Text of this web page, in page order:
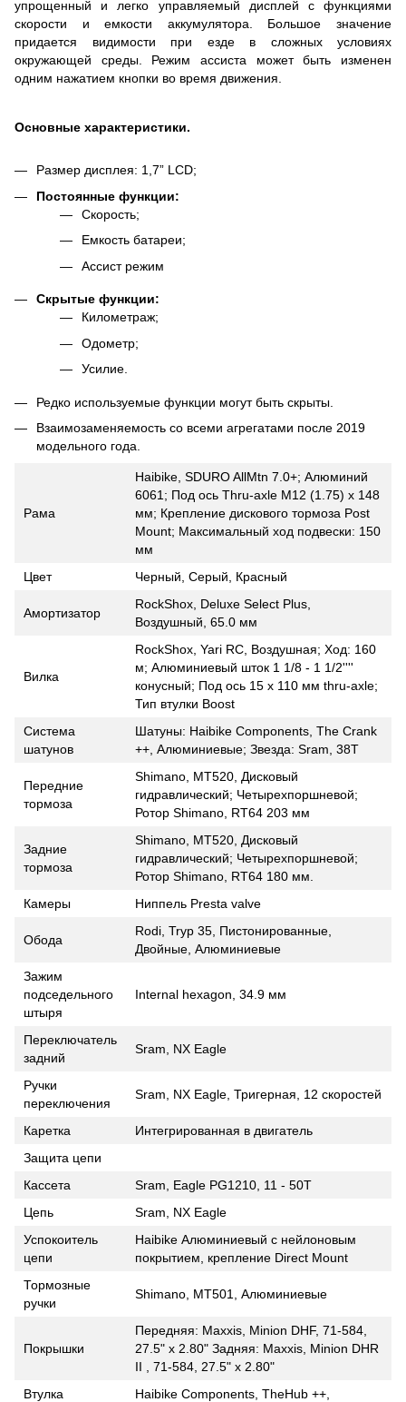
упрощенный и легко управляемый дисплей с функциями
скорости и емкости аккумулятора. Большое значение
придается видимости при езде в сложных условиях
окружающей среды. Режим ассиста может быть изменен
одним нажатием кнопки во время движения.
Основные характеристики.
Размер дисплея: 1,7” LCD;
Постоянные функции:
Скорость;
Емкость батареи;
Ассист режим
Скрытые функции:
Километраж;
Одометр;
Усилие.
Редко используемые функции могут быть скрыты.
Взаимозаменяемость со всеми агрегатами после 2019
модельного года.
Рама
Haibike, SDURO AllMtn 7.0+; Алюминий
6061; Под ось Thru-axle M12 (1.75) x 148
мм; Крепление дискового тормоза Post
Mount; Максимальный ход подвески: 150
мм
Цвет
Черный, Серый, Красный
Амортизатор
RockShox, Deluxe Select Plus,
Воздушный, 65.0 мм
Вилка
RockShox, Yari RC, Воздушная; Ход: 160
м; Алюминиевый шток 1 1/8 - 1 1/2''''
конусный; Под ось 15 x 110 мм thru-axle;
Тип втулки Boost
Система
шатунов
Шатуны: Haibike Components, The Crank
++, Алюминиевые; Звезда: Sram, 38Т
Передние
тормоза
Shimano, MT520, Дисковый
гидравлический; Четырехпоршневой;
Ротор Shimano, RT64 203 мм
Задние
тормоза
Shimano, MT520, Дисковый
гидравлический; Четырехпоршневой;
Ротор Shimano, RT64 180 мм.
Камеры
Ниппель Presta valve
Обода
Rodi, Tryp 35, Пистонированные,
Двойные, Алюминиевые
Зажим
подседельного
штыря
Internal hexagon, 34.9 мм
Переключатель
задний
Sram, NX Eagle
Ручки
переключения
Sram, NX Eagle, Тригерная, 12 скоростей
Каретка
Интегрированная в двигатель
Защита цепи
Кассета
Sram, Eagle PG1210, 11 - 50Т
Цепь
Sram, NX Eagle
Успокоитель
цепи
Haibike Алюминиевый с нейлоновым
покрытием, крепление Direct Mount
Тормозные
ручки
Shimano, MT501, Алюминиевые
Покрышки
Передняя: Maxxis, Minion DHF, 71-584,
27.5" x 2.80" Задняя: Maxxis, Minion DHR
II , 71-584, 27.5" x 2.80"
Втулка
Haibike Components, TheHub ++,